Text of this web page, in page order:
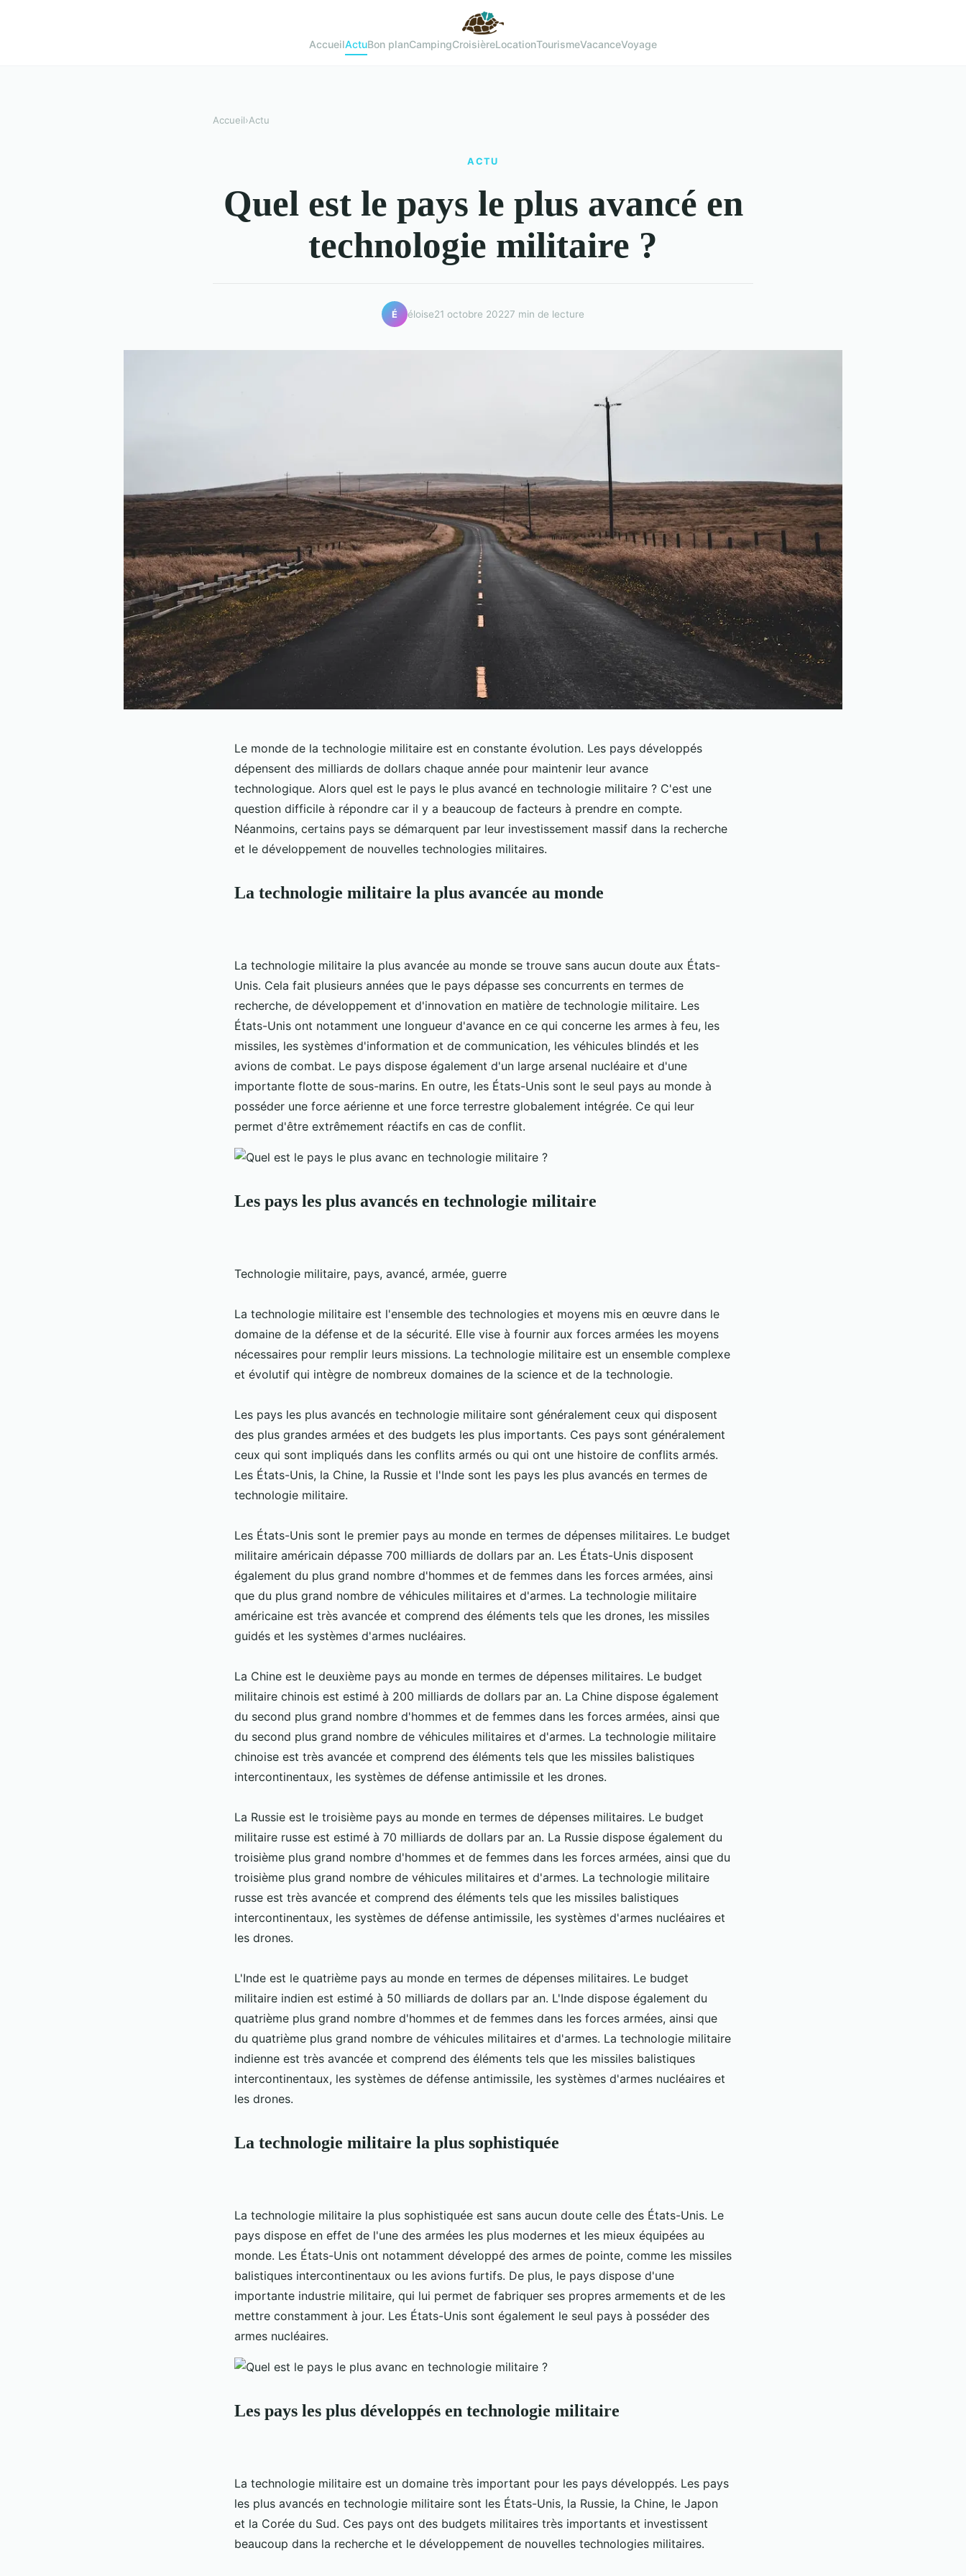
AccueilActuBon planCampingCroisièreLocationTourismeVacanceVoyage
Accueil›Actu
ACTU
Quel est le pays le plus avancé en
technologie militaire ?
É éloise21 octobre 20227 min de lecture
Le monde de la technologie militaire est en constante évolution. Les pays développés
dépensent des milliards de dollars chaque année pour maintenir leur avance
technologique. Alors quel est le pays le plus avancé en technologie militaire ? C'est une
question difficile à répondre car il y a beaucoup de facteurs à prendre en compte.
Néanmoins, certains pays se démarquent par leur investissement massif dans la recherche
et le développement de nouvelles technologies militaires.
La technologie militaire la plus avancée au monde
La technologie militaire la plus avancée au monde se trouve sans aucun doute aux États-
Unis. Cela fait plusieurs années que le pays dépasse ses concurrents en termes de
recherche, de développement et d'innovation en matière de technologie militaire. Les
États-Unis ont notamment une longueur d'avance en ce qui concerne les armes à feu, les
missiles, les systèmes d'information et de communication, les véhicules blindés et les
avions de combat. Le pays dispose également d'un large arsenal nucléaire et d'une
importante flotte de sous-marins. En outre, les États-Unis sont le seul pays au monde à
posséder une force aérienne et une force terrestre globalement intégrée. Ce qui leur
permet d'être extrêmement réactifs en cas de conflit.
Les pays les plus avancés en technologie militaire
Technologie militaire, pays, avancé, armée, guerre
La technologie militaire est l'ensemble des technologies et moyens mis en œuvre dans le
domaine de la défense et de la sécurité. Elle vise à fournir aux forces armées les moyens
nécessaires pour remplir leurs missions. La technologie militaire est un ensemble complexe
et évolutif qui intègre de nombreux domaines de la science et de la technologie.
Les pays les plus avancés en technologie militaire sont généralement ceux qui disposent
des plus grandes armées et des budgets les plus importants. Ces pays sont généralement
ceux qui sont impliqués dans les conflits armés ou qui ont une histoire de conflits armés.
Les États-Unis, la Chine, la Russie et l'Inde sont les pays les plus avancés en termes de
technologie militaire.
Les États-Unis sont le premier pays au monde en termes de dépenses militaires. Le budget
militaire américain dépasse 700 milliards de dollars par an. Les États-Unis disposent
également du plus grand nombre d'hommes et de femmes dans les forces armées, ainsi
que du plus grand nombre de véhicules militaires et d'armes. La technologie militaire
américaine est très avancée et comprend des éléments tels que les drones, les missiles
guidés et les systèmes d'armes nucléaires.
La Chine est le deuxième pays au monde en termes de dépenses militaires. Le budget
militaire chinois est estimé à 200 milliards de dollars par an. La Chine dispose également
du second plus grand nombre d'hommes et de femmes dans les forces armées, ainsi que
du second plus grand nombre de véhicules militaires et d'armes. La technologie militaire
chinoise est très avancée et comprend des éléments tels que les missiles balistiques
intercontinentaux, les systèmes de défense antimissile et les drones.
La Russie est le troisième pays au monde en termes de dépenses militaires. Le budget
militaire russe est estimé à 70 milliards de dollars par an. La Russie dispose également du
troisième plus grand nombre d'hommes et de femmes dans les forces armées, ainsi que du
troisième plus grand nombre de véhicules militaires et d'armes. La technologie militaire
russe est très avancée et comprend des éléments tels que les missiles balistiques
intercontinentaux, les systèmes de défense antimissile, les systèmes d'armes nucléaires et
les drones.
L'Inde est le quatrième pays au monde en termes de dépenses militaires. Le budget
militaire indien est estimé à 50 milliards de dollars par an. L'Inde dispose également du
quatrième plus grand nombre d'hommes et de femmes dans les forces armées, ainsi que
du quatrième plus grand nombre de véhicules militaires et d'armes. La technologie militaire
indienne est très avancée et comprend des éléments tels que les missiles balistiques
intercontinentaux, les systèmes de défense antimissile, les systèmes d'armes nucléaires et
les drones.
La technologie militaire la plus sophistiquée
La technologie militaire la plus sophistiquée est sans aucun doute celle des États-Unis. Le
pays dispose en effet de l'une des armées les plus modernes et les mieux équipées au
monde. Les États-Unis ont notamment développé des armes de pointe, comme les missiles
balistiques intercontinentaux ou les avions furtifs. De plus, le pays dispose d'une
importante industrie militaire, qui lui permet de fabriquer ses propres armements et de les
mettre constamment à jour. Les États-Unis sont également le seul pays à posséder des
armes nucléaires.
Les pays les plus développés en technologie militaire
La technologie militaire est un domaine très important pour les pays développés. Les pays
les plus avancés en technologie militaire sont les États-Unis, la Russie, la Chine, le Japon
et la Corée du Sud. Ces pays ont des budgets militaires très importants et investissent
beaucoup dans la recherche et le développement de nouvelles technologies militaires.